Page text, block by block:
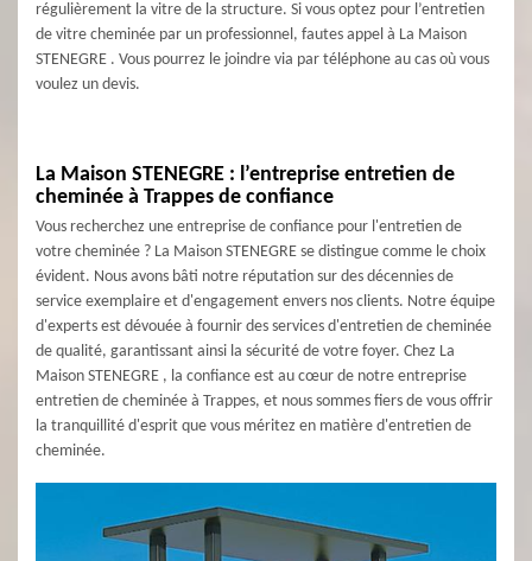
régulièrement la vitre de la structure. Si vous optez pour l’entretien
de vitre cheminée par un professionnel, fautes appel à La Maison
STENEGRE . Vous pourrez le joindre via par téléphone au cas où vous
voulez un devis.
La Maison STENEGRE : l’entreprise entretien de
cheminée à Trappes de confiance
Vous recherchez une entreprise de confiance pour l'entretien de
votre cheminée ? La Maison STENEGRE se distingue comme le choix
évident. Nous avons bâti notre réputation sur des décennies de
service exemplaire et d'engagement envers nos clients. Notre équipe
d'experts est dévouée à fournir des services d'entretien de cheminée
de qualité, garantissant ainsi la sécurité de votre foyer. Chez La
Maison STENEGRE , la confiance est au cœur de notre entreprise
entretien de cheminée à Trappes, et nous sommes fiers de vous offrir
la tranquillité d'esprit que vous méritez en matière d'entretien de
cheminée.